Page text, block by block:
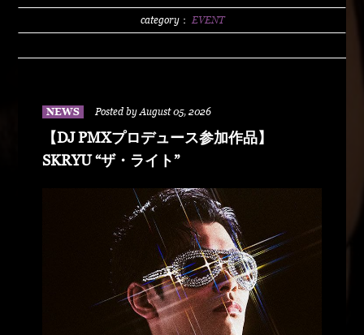
2500/1dLADY'S FREE HOTTS GUEST DJ PMX
MANLEXKILLAHSHARKHEDMAO & MAGOODZ
category： EVENT
NEWS Posted by August 05, 2026
【DJ PMXプロデュース参加作品】
SKRYU “ザ・ライト”